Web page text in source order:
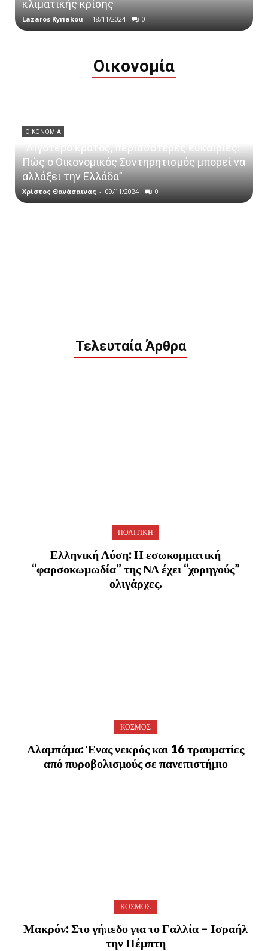
κλιματικής κρίσης
Lazaros Kyriakou - 18/11/2024 0
Οικονομία
ΟΙΚΟΝΟΜΙΑ
“Λιγότερο κράτος, περισσότερες ευκαιρίες:
Πώς ο Οικονομικός Συντηρητισμός μπορεί να
αλλάξει την Ελλάδα”
Χρίστος Θανάσαινας - 09/11/2024 0
Τελευταία Άρθρα
ΠΟΛΙΤΙΚΗ
Ελληνική Λύση: Η εσωκομματική
“φαρσοκωμωδία” της ΝΔ έχει “χορηγούς”
ολιγάρχες.
ΚΟΣΜΟΣ
Αλαμπάμα: Ένας νεκρός και 16 τραυματίες
από πυροβολισμούς σε πανεπιστήμιο
ΚΟΣΜΟΣ
Μακρόν: Στο γήπεδο για το Γαλλία – Ισραήλ
την Πέμπτη